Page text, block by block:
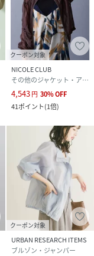
クーポン対象
NICOLE CLUB
その他のジャケット・アウター
4,543円 30%OFF
41ポイント(1倍)
クーポン対象
URBAN RESEARCH ITEMS
ブルゾン・ジャンパー